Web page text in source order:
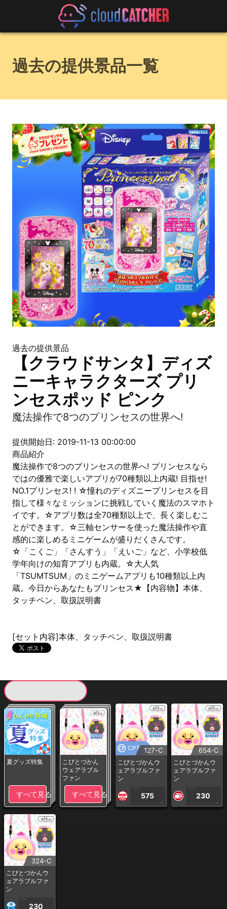
過去の提供景品一覧
過去の提供景品
【クラウドサンタ】ディズ
ニーキャラクターズ プリ
ンセスポッド ピンク
魔法操作で8つのプリンセスの世界へ!
提供開始日: 2019-11-13 00:00:00
商品紹介
魔法操作で8つのプリンセスの世界へ! プリンセスなら
ではの優雅で楽しいアプリが70種類以上内蔵! 目指せ!
NO.1プリンセス! ! ☆憧れのディズニープリンセスを目
指して様々なミッションに挑戦していく魔法のスマホト
イです。☆アプリ数は全70種類以上で、長く楽しむこ
とができます。☆三軸センサーを使った魔法操作や直
感的に楽しめるミニゲームが盛りだくさんです。
☆「こくご」「さんすう」「えいご」など、小学校低
学年向けの知育アプリも内蔵。☆大人気
「TSUMTSUM」のミニゲームアプリも10種類以上内
蔵。今日からあなたもプリンセス★【内容物】本体、
タッチペン、取扱説明書
[セット内容]本体、タッチペン、取扱説明書
夏グッズ特集
すべて見る
こびとづかん
ウェアラブル
ファン
すべて見る
CP専用127-C
こびとづかんウ
ェアラブルファ
ン
1PLAY
575
CP
654-C
こびとづかんウ
ェアラブルファ
ン
1PLAY
230
CP
324-C
こびとづかんウ
ェアラブルファ
ン
1PLAY
230